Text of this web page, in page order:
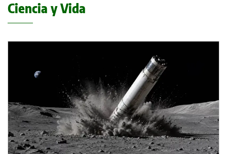
Ciencia y Vida